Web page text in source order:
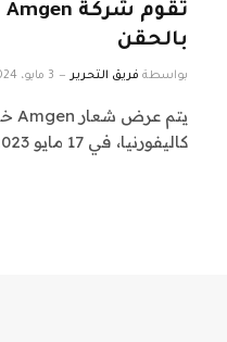
بالحقن
بواسطة فريق التحرير 3 مايو، 2024
كاليفورنيا، في 17 مايو 2023.ماريو تاما | صور…